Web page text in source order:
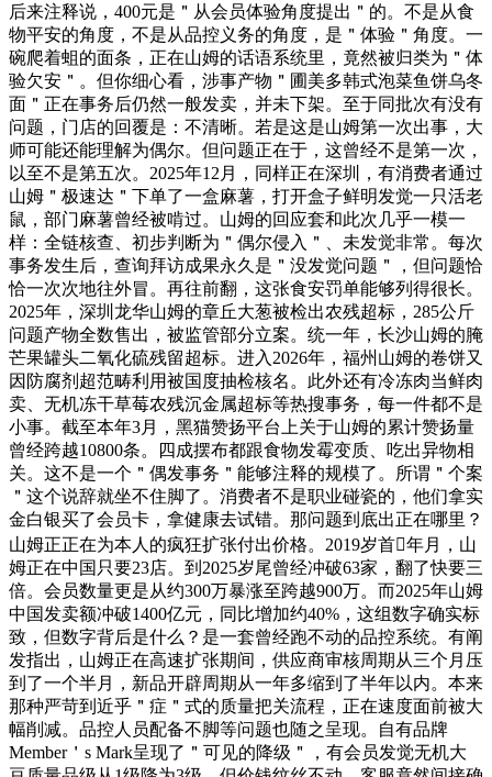
后来注释说，400元是＂从会员体验角度提出＂的。不是从食
物平安的角度，不是从品控义务的角度，是＂体验＂角度。一
碗爬着蛆的面条，正在山姆的话语系统里，竟然被归类为＂体
验欠安＂。但你细心看，涉事产物＂圃美多韩式泡菜鱼饼乌冬
面＂正在事务后仍然一般发卖，并未下架。至于同批次有没有
问题，门店的回覆是：不清晰。若是这是山姆第一次出事，大
师可能还能理解为偶尔。但问题正在于，这曾经不是第一次，
以至不是第五次。2025年12月，同样正在深圳，有消费者通过
山姆＂极速达＂下单了一盒麻薯，打开盒子鲜明发觉一只活老
鼠，部门麻薯曾经被啃过。山姆的回应套和此次几乎一模一
样：全链核查、初步判断为＂偶尔侵入＂、未发觉非常。每次
事务发生后，查询拜访成果永久是＂没发觉问题＂，但问题恰
恰一次次地往外冒。再往前翻，这张食安罚单能够列得很长。
2025年，深圳龙华山姆的章丘大葱被检出农残超标，285公斤
问题产物全数售出，被监管部分立案。统一年，长沙山姆的腌
芒果罐头二氧化硫残留超标。进入2026年，福州山姆的卷饼又
因防腐剂超范畴利用被国度抽检核名。此外还有冷冻肉当鲜肉
卖、无机冻干草莓农残沉金属超标等热搜事务，每一件都不是
小事。截至本年3月，黑猫赞扬平台上关于山姆的累计赞扬量
曾经跨越10800条。四成摆布都跟食物发霉变质、吃出异物相
关。这不是一个＂偶发事务＂能够注释的规模了。所谓＂个案
＂这个说辞就坐不住脚了。消费者不是职业碰瓷的，他们拿实
金白银买了会员卡，拿健康去试错。那问题到底出正在哪里？
山姆正正在为本人的疯狂扩张付出价格。2019岁首年月，山
姆正在中国只要23店。到2025岁尾曾经冲破63家，翻了快要三
倍。会员数量更是从约300万暴涨至跨越900万。而2025年山姆
中国发卖额冲破1400亿元，同比增加约40%，这组数字确实标
致，但数字背后是什么？是一套曾经跑不动的品控系统。有阐
发指出，山姆正在高速扩张期间，供应商审核周期从三个月压
到了一个半月，新品开辟周期从一年多缩到了半年以内。本来
那种严苛到近乎＂症＂式的质量把关流程，正在速度面前被大
幅削减。品控人员配备不脚等问题也随之呈现。自有品牌
Member＇s Mark呈现了＂可见的降级＂，有会员发觉无机大